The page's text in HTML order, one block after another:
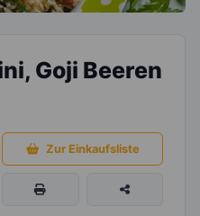
Goji Beeren
Zur Einkaufsliste